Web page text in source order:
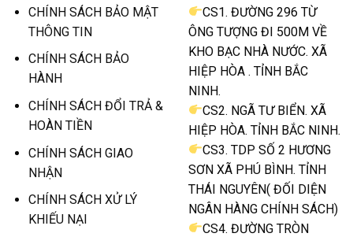
CHÍNH SÁCH BẢO MẬT
THÔNG TIN
CHÍNH SÁCH BẢO
HÀNH
CHÍNH SÁCH ĐỔI TRẢ &
HOÀN TIỀN
CHÍNH SÁCH GIAO
NHẬN
CHÍNH SÁCH XỬ LÝ
KHIẾU NẠI
CS1. ĐƯỜNG 296 TỪ
ÔNG TƯỢNG ĐI 500M VỀ
KHO BẠC NHÀ NƯỚC. XÃ
HIỆP HÒA . TỈNH BẮC
NINH.
CS2. NGÃ TƯ BIỂN. XÃ
HIỆP HÒA. TỈNH BẮC NINH.
CS3. TDP SỐ 2 HƯƠNG
SƠN XÃ PHÚ BÌNH. TỈNH
THÁI NGUYÊN( ĐỐI DIỆN
NGÂN HÀNG CHÍNH SÁCH)
CS4. ĐƯỜNG TRÒN